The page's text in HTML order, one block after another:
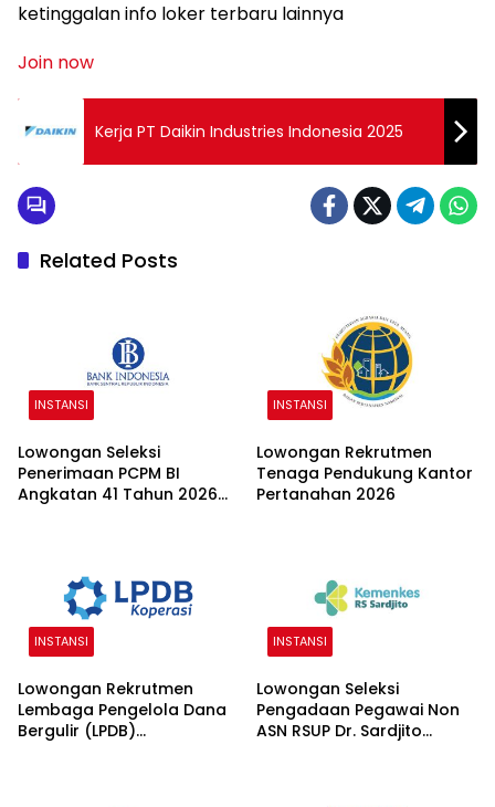
ketinggalan info loker terbaru lainnya
Join now
Kerja PT Daikin Industries Indonesia 2025
Related Posts
INSTANSI
Lowongan Seleksi
Penerimaan PCPM BI
Angkatan 41 Tahun 2026
INSTANSI
Lowongan Rekrutmen
Tenaga Pendukung Kantor
Pertanahan 2026
INSTANSI
Lowongan Rekrutmen
Lembaga Pengelola Dana
Bergulir (LPDB)
INSTANSI
Lowongan Seleksi
Pengadaan Pegawai Non
ASN RSUP Dr. Sardjito